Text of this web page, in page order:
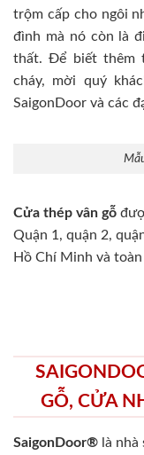
trộm cấp cho ngôi
đình mà nó còn là
thất. Để biết thêm
cháy, mời quý
SaigonDoor và các
Cửa thép vân gỗ
Quận 1, quận 2,
Hồ Chí Minh và
GỖ, CỬA
SaigonDoor® là